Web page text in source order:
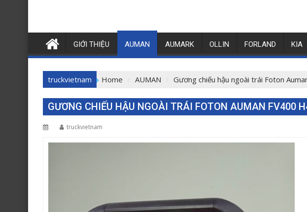
GIỚI THIỆU AUMAN AUMARK OLLIN FORLAND KIA
truckvietnam Home AUMAN Gương chiếu hậu ngoài trái Foton
GƯƠNG CHIẾU HẬU NGOÀI TRÁI FOTON AUMAN FV400
truckvietnam